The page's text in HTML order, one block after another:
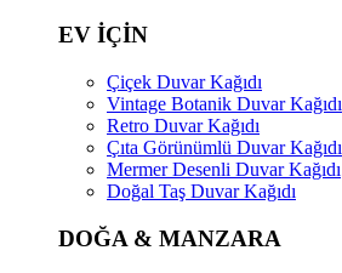
EV İÇİN
Çiçek Duvar Kağıdı
Vintage Botanik Duvar Kağıdı
Retro Duvar Kağıdı
Çıta Görünümlü Duvar Kağıdı
Mermer Desenli Duvar Kağıdı
Doğal Taş Duvar Kağıdı
DOĞA & MANZARA